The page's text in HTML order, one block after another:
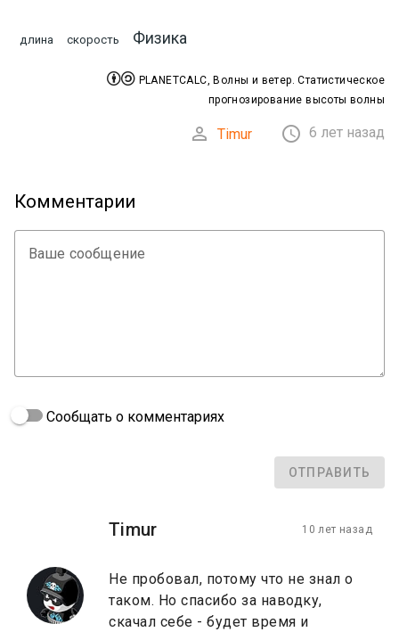
длина скорость Физика
 PLANETCALC, Волны и ветер. Статистическое
прогнозирование высоты волны
 Timur  6 лет назад
Комментарии
Ваше сообщение
Сообщать о комментариях
ОТПРАВИТЬ
Timur 10 лет назад
Не пробовал, потому что не знал о
таком. Но спасибо за наводку,
скачал себе - будет время и